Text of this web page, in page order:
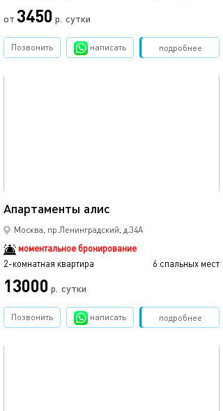
от 3450 р. сутки
подробнее
Позвонить написать Забронировать
Апартаменты алис
Москва, пр.Ленинградский, д.34А
моментальное бронирование
2-комнатная квартира
6 спальных мест
13000 р. сутки
подробнее
Позвонить написать Забронировать